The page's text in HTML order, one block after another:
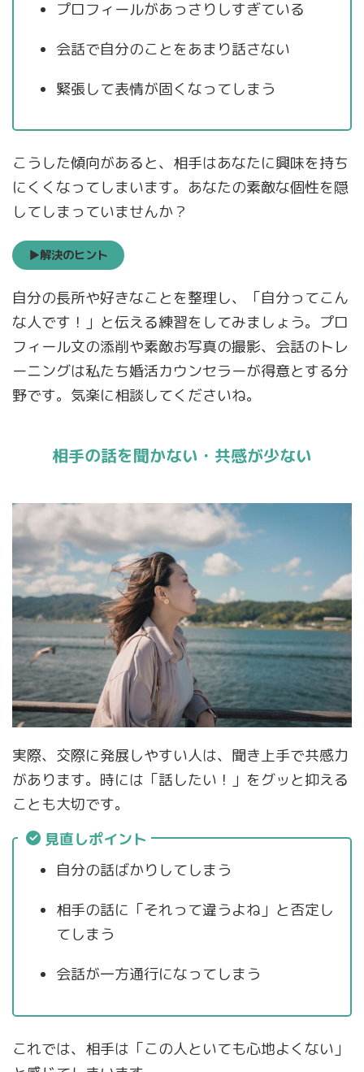
プロフィールがあっさりしすぎている
会話で自分のことをあまり話さない
緊張して表情が固くなってしまう
こうした傾向があると、相手はあなたに興味を持ち
にくくなってしまいます。あなたの素敵な個性を隠
してしまっていませんか？
▶解決のヒント
自分の長所や好きなことを整理し、「自分ってこん
な人です！」と伝える練習をしてみましょう。プロ
フィール文の添削や素敵お写真の撮影、会話のトレ
ーニングは私たち婚活カウンセラーが得意とする分
野です。気楽に相談してくださいね。
相手の話を聞かない・共感が少ない
実際、交際に発展しやすい人は、聞き上手で共感力
があります。時には「話したい！」をグッと抑える
ことも大切です。
見直しポイント
自分の話ばかりしてしまう
相手の話に「それって違うよね」と否定し
てしまう
会話が一方通行になってしまう
これでは、相手は「この人といても心地よくない」